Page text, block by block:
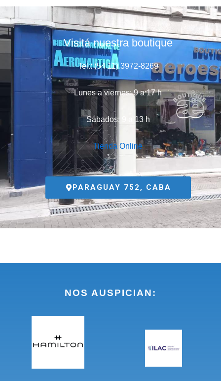
Visitá nuestra boutique
Tel.: (54 11) 3972-8269
Lunes a viernes: 9 a 17 h
Sábados: 9 a 13 h
Tienda Online
PARAGUAY 752, CABA
NOS AUSPICIAN: